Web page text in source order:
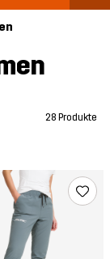
28 Produkte